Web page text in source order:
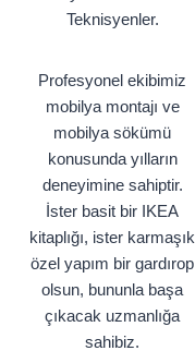
Teknisyenler.
Profesyonel ekibimiz
mobilya montajı ve
mobilya sökümü
konusunda yılların
deneyimine sahiptir.
İster basit bir IKEA
kitaplığı, ister karmaşık
özel yapım bir gardırop
olsun, bununla başa
çıkacak uzmanlığa
sahibiz.